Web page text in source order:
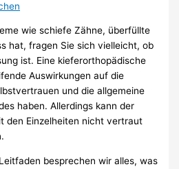
wie schiefe Zähne, überfüllte
hat, fragen Sie sich vielleicht, ob
ist. Eine kieferorthopädische
Auswirkungen auf die
und die allgemeine
haben. Allerdings kann der
den Einzelheiten nicht vertraut
besprechen wir alles, was